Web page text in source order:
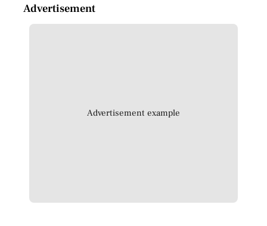
Advertisement
Advertisement example